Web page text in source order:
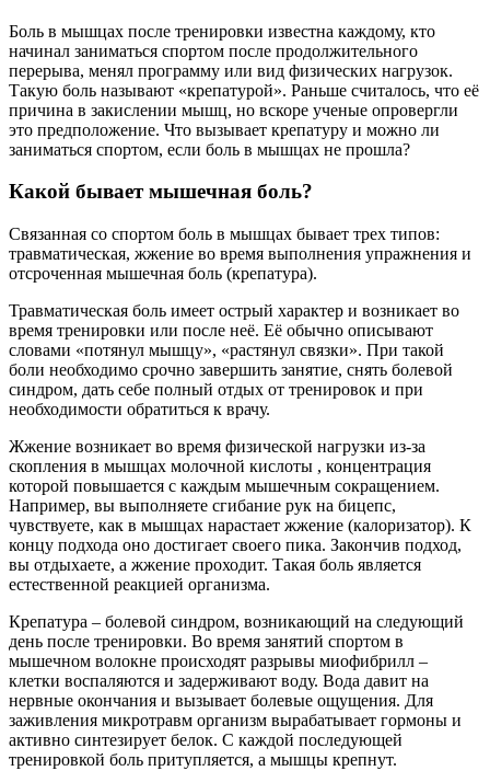
Боль в мышцах после тренировки известна каждому, кто
начинал заниматься спортом после продолжительного
перерыва, менял программу или вид физических нагрузок.
Такую боль называют «крепатурой». Раньше считалось, что её
причина в закислении мышц, но вскоре ученые опровергли
это предположение. Что вызывает крепатуру и можно ли
заниматься спортом, если боль в мышцах не прошла?
Какой бывает мышечная боль?
Связанная со спортом боль в мышцах бывает трех типов:
травматическая, жжение во время выполнения упражнения и
отсроченная мышечная боль (крепатура).
Травматическая боль имеет острый характер и возникает во
время тренировки или после неё. Её обычно описывают
словами «потянул мышцу», «растянул связки». При такой
боли необходимо срочно завершить занятие, снять болевой
синдром, дать себе полный отдых от тренировок и при
необходимости обратиться к врачу.
Жжение возникает во время физической нагрузки из-за
скопления в мышцах молочной кислоты , концентрация
которой повышается с каждым мышечным сокращением.
Например, вы выполняете сгибание рук на бицепс,
чувствуете, как в мышцах нарастает жжение (калоризатор). К
концу подхода оно достигает своего пика. Закончив подход,
вы отдыхаете, а жжение проходит. Такая боль является
естественной реакцией организма.
Крепатура – болевой синдром, возникающий на следующий
день после тренировки. Во время занятий спортом в
мышечном волокне происходят разрывы миофибрилл –
клетки воспаляются и задерживают воду. Вода давит на
нервные окончания и вызывает болевые ощущения. Для
заживления микротравм организм вырабатывает гормоны и
активно синтезирует белок. С каждой последующей
тренировкой боль притупляется, а мышцы крепнут.